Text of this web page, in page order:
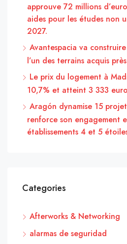
approuve 72 millions
aides pour les études non
2027.
Avantespacia va
l’un des terrains acquis
Le prix du logement à
10,7% et atteint 3 333
Aragón dynamise 15
renforce son engagement
établissements 4 et 5
Categories
Afterworks & Networking
alarmas de seguridad